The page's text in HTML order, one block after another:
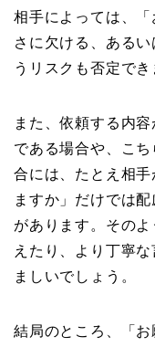
相手によっては、
さに欠ける、ある
うリスクも否定でき
また、依頼する内
である場合や、こ
合には、たとえ相
ますか」だけでは
があります。その
えたり、より丁寧
ましいでしょう。
結局のところ、「